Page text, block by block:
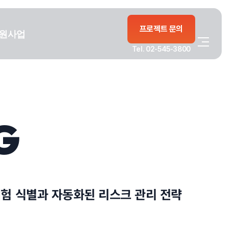
사업 프로젝트 문의
Tel. 02-545-3800
식별과 자동화된 리스크 관리 전략